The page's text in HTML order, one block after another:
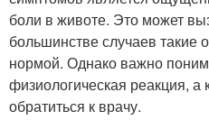
боли в животе. Это может
большинстве случаев
нормой. Однако важно
физиологическая реакция, а
обратиться к врачу.